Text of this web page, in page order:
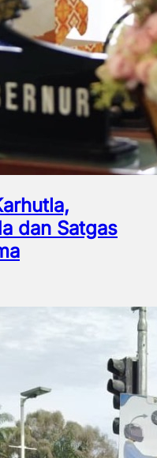
dan Satgas